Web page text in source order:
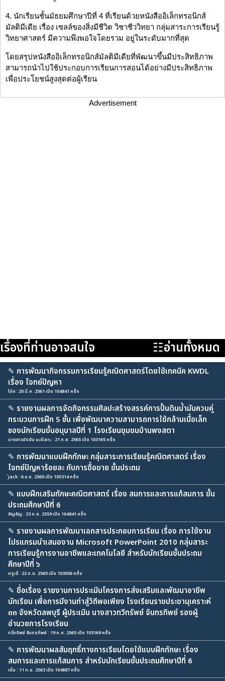
4. นักเรียนชั้นมัธยมศึกษาปีที่ 4 ที่เรียนด้วยหนังสืออิเล็กทรอนิกส์
มัลติมีเดีย เรื่อง เซลล์ของสิ่งมีชีวิต วิชาชีววิทยา กลุ่มสาระการเรียนรู้
วิทยาศาสตร์ มีความพึงพอใจโดยรวม อยู่ในระดับมากที่สุด
โดยสรุปหนังสืออิเล็กทรอนิกส์มัลติมีเดียที่พัฒนาขึ้นมีประสิทธิภาพ
สามารถนำไปใช้ประกอบการเรียนการสอนได้อย่างมีประสิทธิภาพ
เพื่อประโยชน์สูงสุดต่อผู้เรียน
Advertisement
เรื่องที่ท่านอาจสนใจ ☷อ่านทั้งหมด
✎ การพัฒนากิจกรรมการเรียนรู้คณิตศาสตร์โดยใช้เทคนิค KWDL
เรื่อง โจทย์ปัญหา
โด่ง : 20 มี.ค. 2561 เปิด 104841 ครั้ง
✎ รายงานผลการจัดกิจกรรมศิลปะสร้างสรรค์การปั้นดินน้ำมันควบคู่
กระบวนการฝึก 5 ขั้น เพื่อพัฒนาความสามารถการใช้กล้ามเนื้อเล็ก
ของนักเรียนชั้นอนุบาลปีที่ 1 โรงเรียนชุมชนบ้านพงสตา
นางสาวมัรยัม มะดีเยาะ : 21 ก.ย. 2565 เปิด 103165 ครั้ง
✎ การพัฒนาแบบฝึกทักษะ กลุ่มสาระการเรียนรู้คณิตศาสตร์ เรื่อง
โจทย์ปัญหาร้อยละ กับการซื้อชาย ชั้นประถม
่jack : 6 ธ.ค. 2560 เปิด 105314 ครั้ง
✎ แบบฝึกเสริมทักษะคณิตศาสตร์ เรื่อง สมการและการแก้สมการ ชั้น
ประถมศึกษาปีที่ 6
อัญอัญ : 23 ก.ย. 2559 เปิด 104941 ครั้ง
✎ รายงานผลการพัฒนาเอกสารประกอบการเรียน เรื่อง การใช้งาน
โปรแกรมนำเสนองาน Microsoft PowerPoint 2010 กลุ่มสาระ
การเรียนรู้การงานอาชีพและเทคโนโลยี สำหรับนักเรียนชั้นประถม
ศึกษาปีที่ ๖
ครูเอ๋ : 22 ก.ย. 2565 เปิด 103056 ครั้ง
✎ ชื่อเรื่อง รายงานการประเมินโครงการส่งเสริมและพัฒนาอาชีพ
นักเรียน เพื่อการมีงานทำสู่วิถีพอเพียง โรงเรียนราชประชานุเคราะห์
๓๓ จังหวัดลพบุรี ผู้ประเมิน นางสาวทวีทรัพย์ จันทรทิพย์ รองผู้
อำนวยการโรงเรียน
ทวีทรัพย์ จันทรทิพย์ : 19 ก.ย. 2565 เปิด 103169 ครั้ง
✎ การพัฒนาผลสัมฤทธิ์ทางการเรียนโดยใช้แบบฝึกทักษะ เรื่อง
สมการและการแก้สมการ สำหรับนักเรียนชั้นประถมศึกษาปีที่ 6
เบิ้ม : 11 ก.ย. 2563 เปิด 104887 ครั้ง